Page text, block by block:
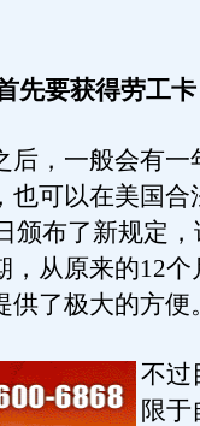
要获得劳工卡
，一般会有一
也可以在美国合
颁布了新规定
从原来的12个
供了极大的方便
不过
限于